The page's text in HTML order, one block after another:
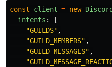
const client = new Discord
intents :
[
"GUILDS" ,
"GUILD_MEMBERS" ,
"GUILD_MESSAGES" ,
"